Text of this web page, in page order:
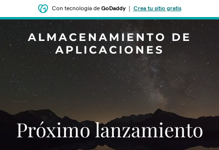
Con tecnología de GoDaddy| Crea tu sitio gratis
ALMACENAMIENTO DE
APLICACIONES
‌‌Próximo lanzamiento